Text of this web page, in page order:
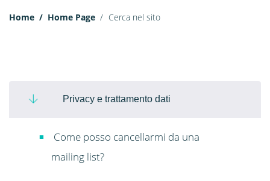
Home Home Page Cerca nel sito
Privacy e trattamento dati
Come posso cancellarmi da una
mailing list?